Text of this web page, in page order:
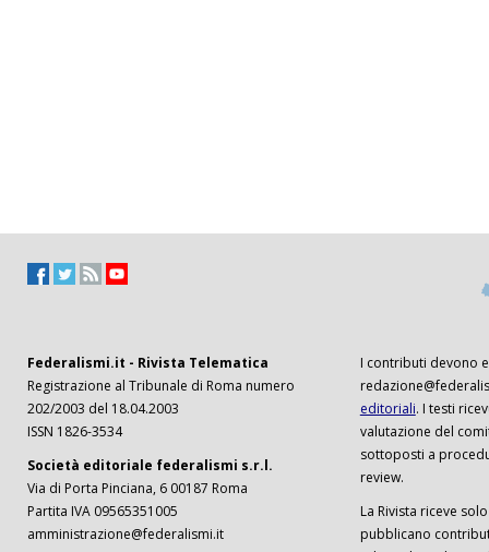
Federalismi.it - Rivista Telematica
Registrazione al Tribunale di Roma numero
202/2003 del 18.04.2003
ISSN 1826-3534
Società editoriale federalismi s.r.l.
Via di Porta Pinciana, 6 00187 Roma
Partita IVA 09565351005
amministrazione@federalismi.it
I contributi devono
editoriali. I testi
valutazione del
sottoposti a
review.
La Rivista riceve
pubblicano